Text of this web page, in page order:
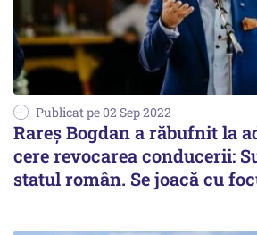
Publicat pe 02 Sep 2022
Rareş Bogdan a răbufnit la
cere revocarea conducerii:
statul român. Se joacă cu